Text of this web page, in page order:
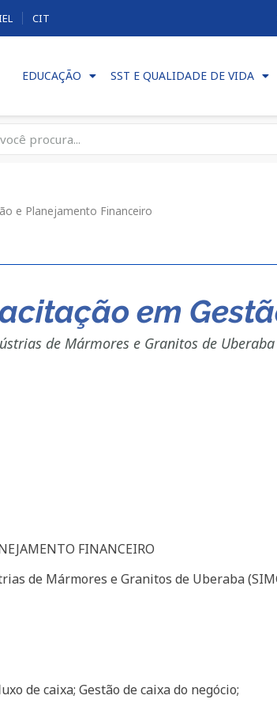
CIT
EDUCAÇÃO SST E QUALIDADE DE VIDA
e Planejamento Financeiro
em
de Mármores e Granitos de Uberaba
FINANCEIRO
de Mármores e Granitos de Uberaba
de caixa; Gestão de caixa do negócio;